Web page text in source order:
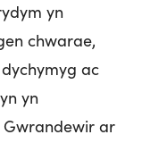
yn
chwarae,
ac
yn
ar